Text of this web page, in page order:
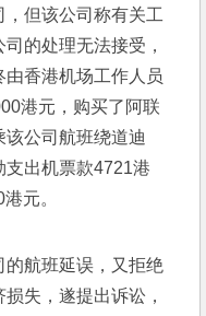
但该公司称有关工
的处理无法接受，
由香港机场工作人员
港元，购买了阿联
公司航班绕道迪
支出机票款4721港
元。
的航班延误，又拒绝
失，遂提出诉讼，